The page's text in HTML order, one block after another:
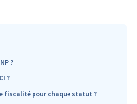
?
?
fiscalité pour chaque statut ?